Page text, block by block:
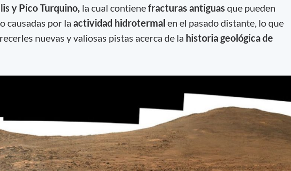
y Pico Turquino, la cual contienefracturas antiguas que pueden
causadas por la actividad hidrotermal en el pasado distante, lo que
nuevas y valiosas pistas acerca de la historia geológica de